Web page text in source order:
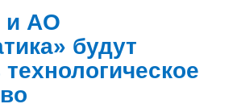
и АО
будут